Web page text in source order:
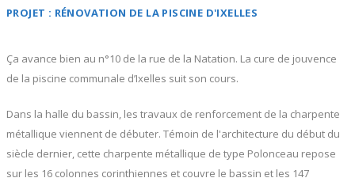
PROJET : RÉNOVATION DE LA PISCINE D'IXELLES
Ça avance bien au n°10 de la rue de la Natation. La cure de jouvence
de la piscine communale d’Ixelles suit son cours.
Dans la halle du bassin, les travaux de renforcement de la charpente
métallique viennent de débuter. Témoin de l'architecture du début du
siècle dernier, cette charpente métallique de type Polonceau repose
sur les 16 colonnes corinthiennes et couvre le bassin et les 147